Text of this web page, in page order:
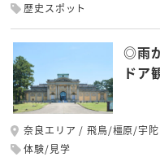
歴史スポット
◎雨
ドア
奈良エリア
飛鳥/橿原/宇陀
体験/見学